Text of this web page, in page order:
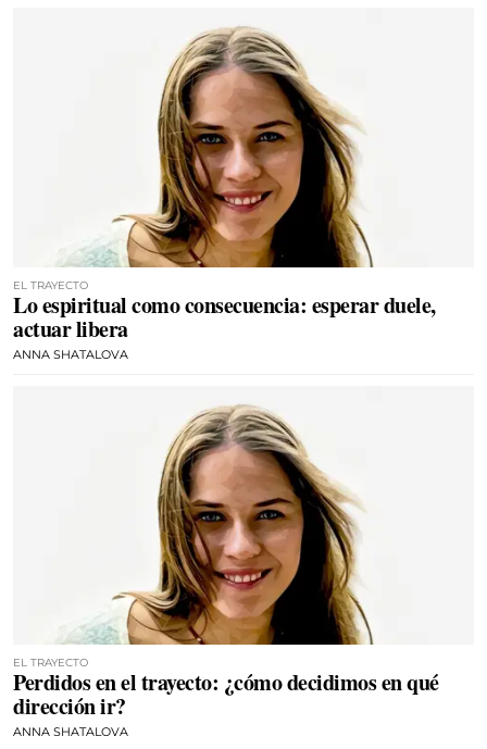
EL TRAYECTO
Lo espiritual como consecuencia: esperar duele,
actuar libera
ANNA SHATALOVA
EL TRAYECTO
Perdidos en el trayecto: ¿cómo decidimos en qué
dirección ir?
ANNA SHATALOVA